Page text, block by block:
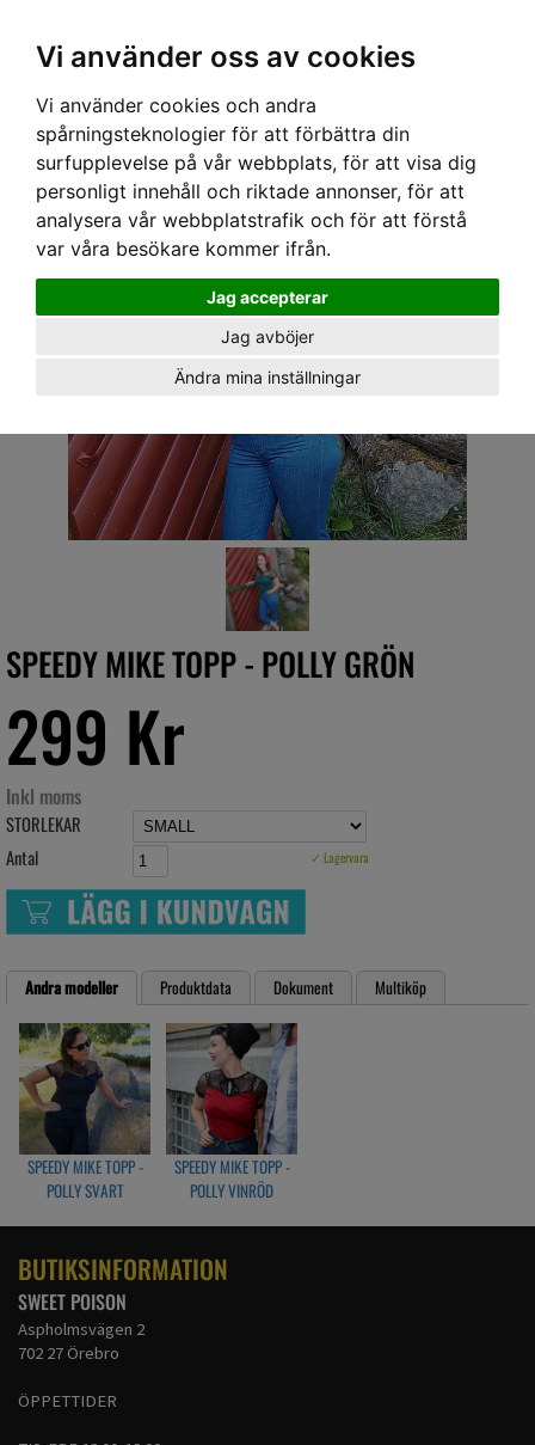
Vi använder oss av cookies
Vi använder cookies och andra
spårningsteknologier för att förbättra din
surfupplevelse på vår webbplats, för att visa dig
personligt innehåll och riktade annonser, för att
analysera vår webbplatstrafik och för att förstå
var våra besökare kommer ifrån.
Jag accepterar
Jag avböjer
Ändra mina inställningar
Hem› DAM›TOPPAR › SPEEDY MIKE TOPP - POLLY GRÖN
SPEEDY MIKE TOPP - POLLY GRÖN
299 Kr
Inkl moms
STORLEKAR
Antal
✓ Lagervara
Andra modeller Produktdata Dokument Multiköp
SPEEDY MIKE TOPP -
POLLY SVART
SPEEDY MIKE TOPP -
POLLY VINRÖD
BUTIKSINFORMATION
SWEET POISON
Aspholmsvägen 2
702 27 Örebro
ÖPPETTIDER